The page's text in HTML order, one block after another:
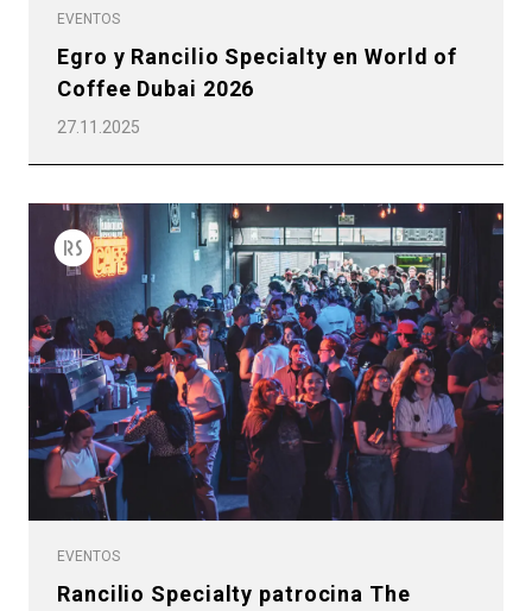
EVENTOS
Egro y Rancilio Specialty en World of
Coffee Dubai 2026
27.11.2025
EVENTOS
Rancilio Specialty patrocina The